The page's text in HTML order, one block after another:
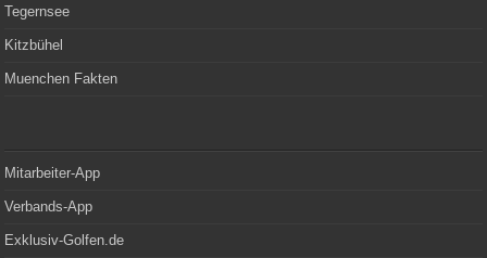
Tegernsee
Kitzbühel
Muenchen Fakten
Mitarbeiter-App
Verbands-App
Exklusiv-Golfen.de